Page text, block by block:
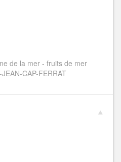
de la mer - fruits de mer
CAP-FERRAT